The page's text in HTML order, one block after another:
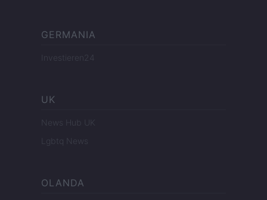
GERMANIA
Investieren24
UK
News Hub UK
Lgbtq News
OLANDA